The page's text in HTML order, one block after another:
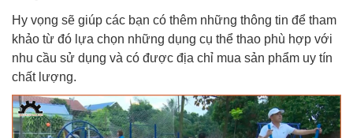
Hy vọng sẽ giúp các bạn có thêm những thông tin để tham
khảo từ đó lựa chọn những dụng cụ thể thao phù hợp với
nhu cầu sử dụng và có được địa chỉ mua sản phẩm uy tín
chất lượng.